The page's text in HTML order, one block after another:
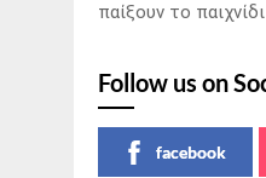
παίξουν το
Follow us on
facebook